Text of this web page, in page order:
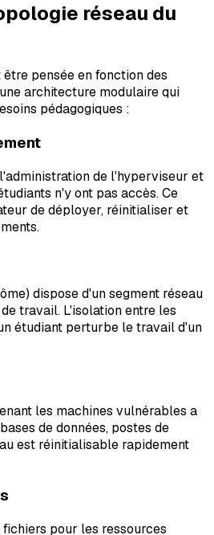
réseau du
pensée en fonction des
architecture modulaire qui
pédagogiques :
de l'hyperviseur et
n'y ont pas accès. Ce
de déployer, réinitialiser et
dispose d'un segment réseau
travail. L'isolation entre les
étudiant perturbe le travail d'un
les machines vulnérables a
de données, postes de
est réinitialisable rapidement
fichiers pour les ressources